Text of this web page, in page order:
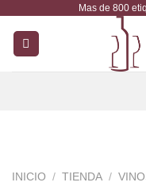
contenido
Mas de 800
INICIO / TIENDA /